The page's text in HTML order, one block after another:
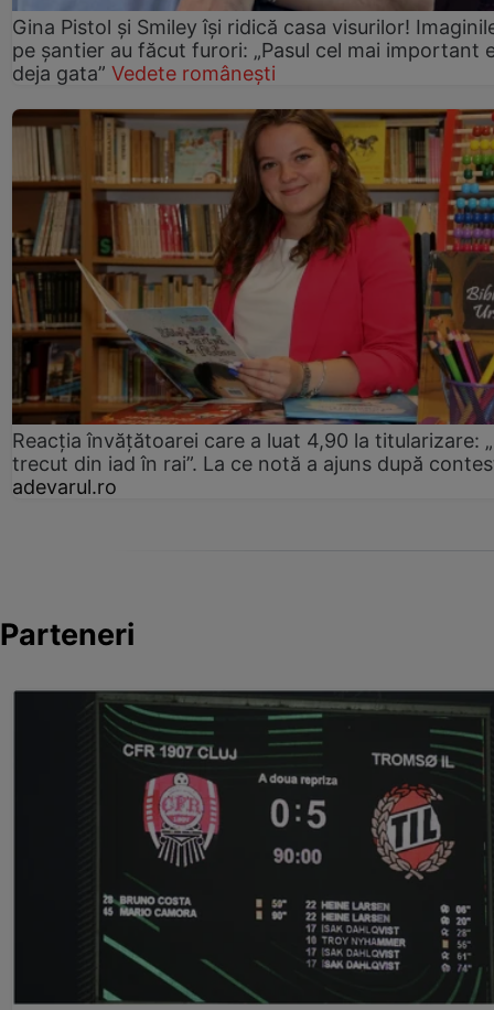
Gina Pistol și Smiley își ridică casa visurilor!
pe șantier au făcut furori: „Pasul cel mai important
deja gata” Vedete românești
Reacția învățătoarei care a luat 4,90 la titularizare:
trecut din iad în rai”. La ce notă a ajuns după
adevarul.ro
Parteneri